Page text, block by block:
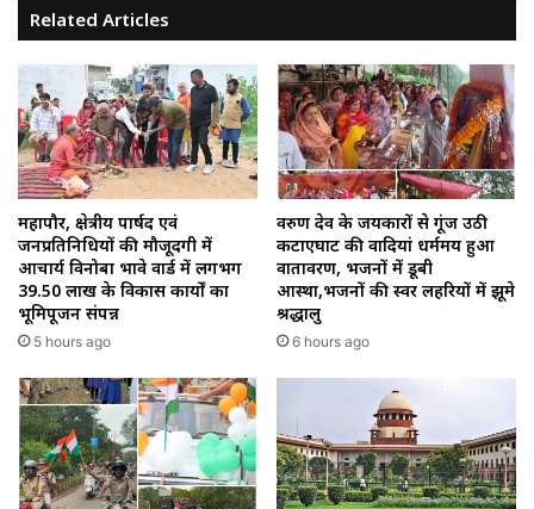
Related Articles
महापौर, क्षेत्रीय पार्षद एवं
जनप्रतिनिधियों की मौजूदगी में
आचार्य विनोबा भावे वार्ड में लगभग
39.50 लाख के विकास कार्यों का
भूमिपूजन संपन्न
5 hours ago
वरुण देव के जयकारों से गूंज उठी
कटाएघाट की वादियां धर्ममय हुआ
वातावरण, भजनों में डूबी
आस्था,भजनों की स्वर लहरियों में झूमे
श्रद्धालु
6 hours ago